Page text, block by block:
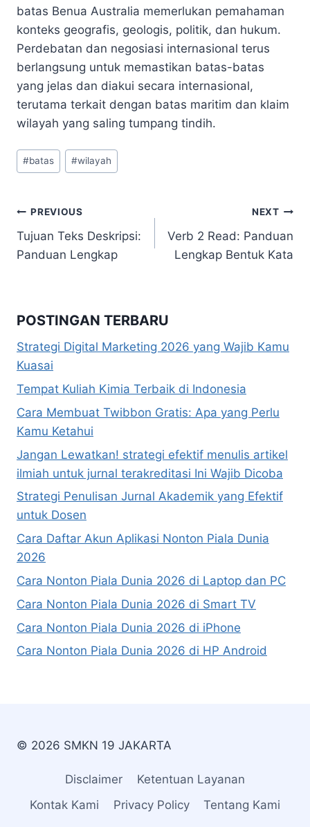
batas Benua Australia memerlukan pemahaman
konteks geografis, geologis, politik, dan hukum.
Perdebatan dan negosiasi internasional terus
berlangsung untuk memastikan batas-batas
yang jelas dan diakui secara internasional,
terutama terkait dengan batas maritim dan klaim
wilayah yang saling tumpang tindih.
Post
Tags:
#batas #wilayah
Navigasi
pos
PREVIOUS
Tujuan Teks Deskripsi:
Panduan Lengkap
NEXT
Verb 2 Read: Panduan
Lengkap Bentuk Kata
POSTINGAN TERBARU
Strategi Digital Marketing 2026 yang Wajib Kamu
Kuasai
Tempat Kuliah Kimia Terbaik di Indonesia
Cara Membuat Twibbon Gratis: Apa yang Perlu
Kamu Ketahui
Jangan Lewatkan! strategi efektif menulis artikel
ilmiah untuk jurnal terakreditasi Ini Wajib Dicoba
Strategi Penulisan Jurnal Akademik yang Efektif
untuk Dosen
Cara Daftar Akun Aplikasi Nonton Piala Dunia
2026
Cara Nonton Piala Dunia 2026 di Laptop dan PC
Cara Nonton Piala Dunia 2026 di Smart TV
Cara Nonton Piala Dunia 2026 di iPhone
Cara Nonton Piala Dunia 2026 di HP Android
© 2026 SMKN 19 JAKARTA
Disclaimer
Ketentuan Layanan
Kontak Kami
Privacy Policy Tentang Kami